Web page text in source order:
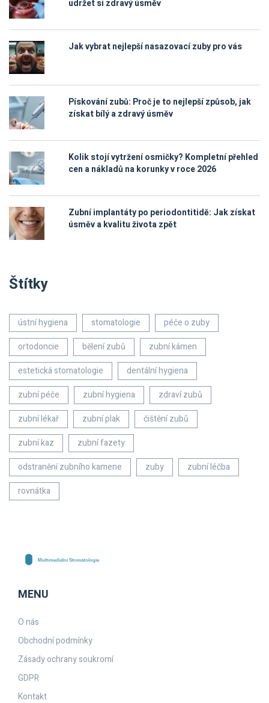
udržet si zdravý úsměv
Jak vybrat nejlepší nasazovací zuby pro vás
Pískování zubů: Proč je to nejlepší způsob, jak
získat bílý a zdravý úsměv
Kolik stojí vytržení osmičky? Kompletní přehled
cen a nákladů na korunky v roce 2026
Zubní implantáty po periodontitidě: Jak získat
úsměv a kvalitu života zpět
Štítky
ústní hygiena stomatologie
péče o zuby
ortodoncie
bělení zubů
zubní kámen
estetická stomatologie
dentální hygiena
zubní péče
zubní hygiena
zdraví zubů
zubní lékař
zubní plak
čištění zubů
zubní kaz
zubní fazety
odstranění zubního kamene
zuby
zubní léčba
rovnátka
MENU
O nás
Obchodní podmínky
Zásady ochrany soukromí
GDPR
Kontakt